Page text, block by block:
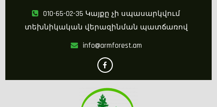
010-65-02-35 Կայքը չի սպասարկվում
տեխնիկական վերազինման պատճառով
info@armforest.am